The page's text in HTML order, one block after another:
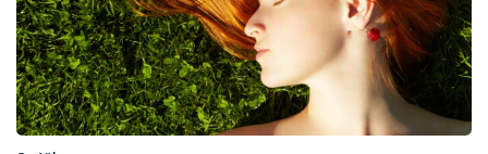
TV Program
Časopis
Sledujte prima+